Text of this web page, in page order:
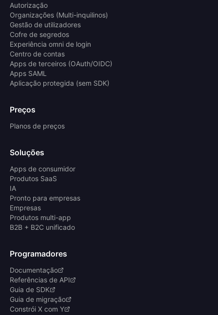
Autorização
Organizações (Multi-inquilinos)
Gestão de utilizadores
Cofre de segredos
Experiência omni de login
Centro de contas
Apps de terceiros (OAuth/OIDC)
Apps SAML
Aplicação protegida (sem SDK)
Preços
Planos de preços
Soluções
Apps de consumidor
Produtos SaaS
IA
Pronto para empresas
Empresas
Produtos multi-app
B2B + B2C unificado
Programadores
Documentação
Referências de API
Guia de SDK
Guia de migração
Constrói X com Y